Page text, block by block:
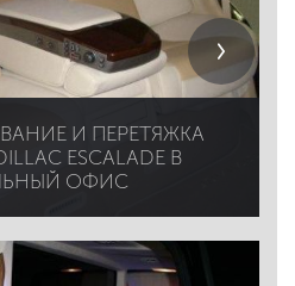
И ПЕРЕТЯЖКА
ESCALADE В
ОФИС